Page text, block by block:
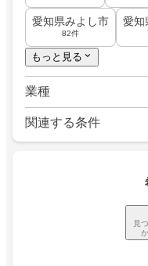
愛知県みよし市
82件
愛知
もっと見る
業種
関連する条件
見